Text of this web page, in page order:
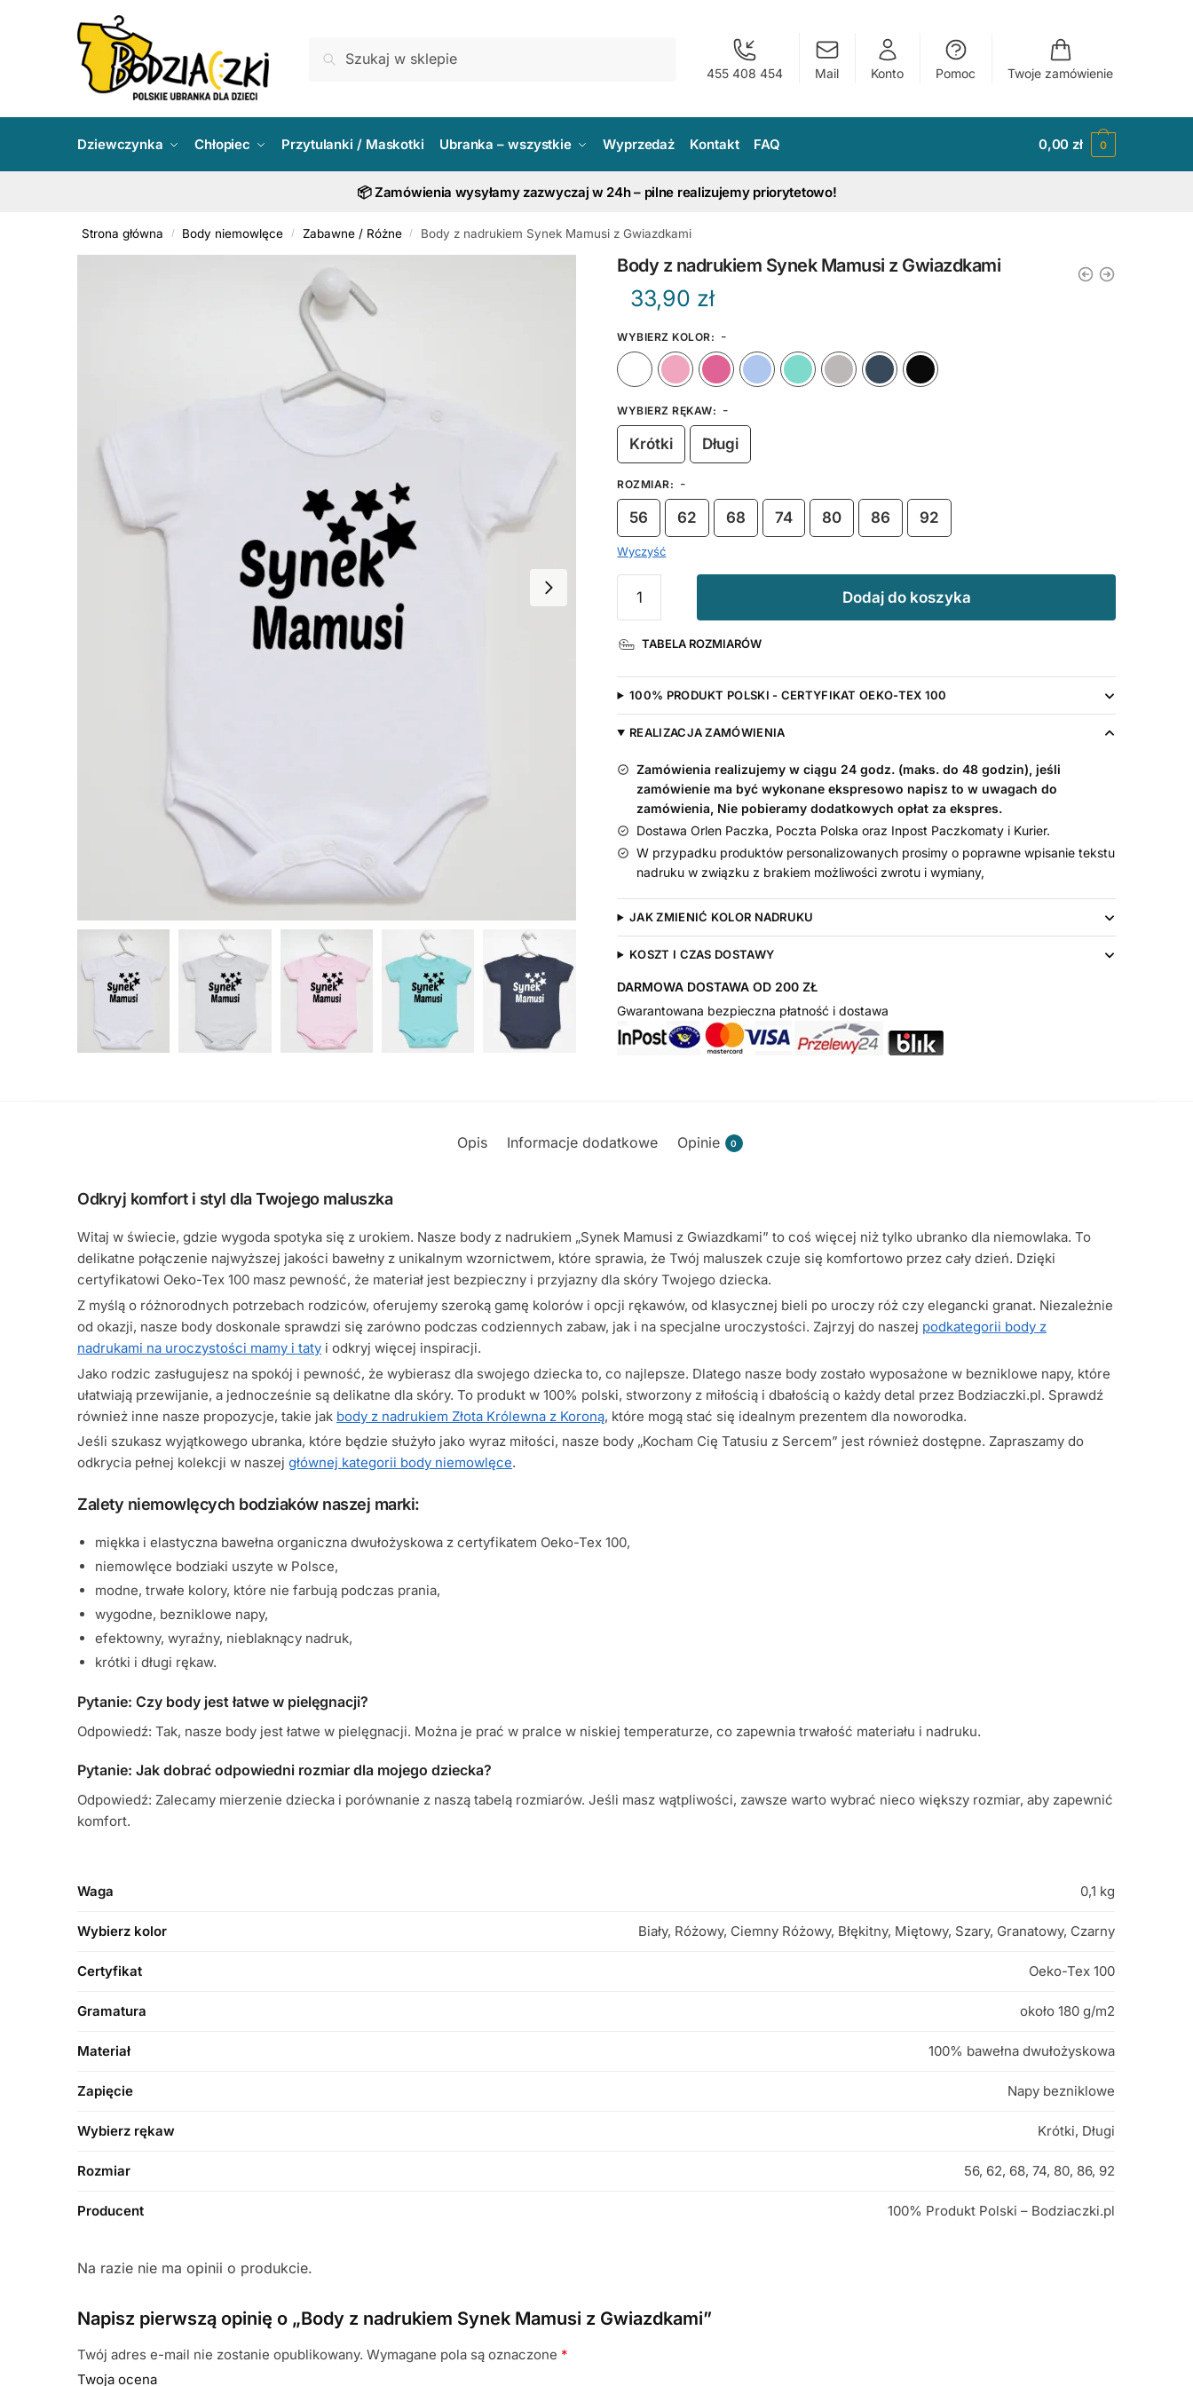
455 408 454 Mail Konto Pomoc Twoje zamówienie
Dziewczynka Chłopiec Przytulanki / Maskotki Ubranka – wszystkie Wyprzedaż Kontakt FAQ 0,00zł 0
📦 Zamówienia wysyłamy zazwyczaj w 24h – pilne realizujemy priorytetowo!
Strona główna / Body niemowlęce / Zabawne / Różne / Body z nadrukiem Synek Mamusi z Gwiazdkami
Body z nadrukiem Synek Mamusi z Gwiazdkami
33,90 zł
WYBIERZ KOLOR: -
Biały Różowy Ciemny Różowy
Błękitny MiętowySzary
WYBIERZ RĘKAW: -
Krótki Długi
ROZMIAR: -
56 62 68 74 80 86 92
Wyczyść
Body
z
nadrukiem
Mamusi
z
Gwiazdkami
Dodaj do koszyka
TABELA ROZMIARÓW
100% PRODUKT POLSKI - CERTYFIKAT OEKO-TEX 100
REALIZACJA ZAMÓWIENIA
Zamówienia realizujemy w ciągu 24 godz. (maks. do 48 godzin), jeśli
zamówienie ma być wykonane ekspresowo napisz to w uwagach do
zamówienia, Nie pobieramy dodatkowych opłat za ekspres.
Dostawa Orlen Paczka, Poczta Polska oraz Inpost Paczkomaty i Kurier.
W przypadku produktów personalizowanych prosimy o poprawne wpisanie tekstu
nadruku w związku z brakiem możliwości zwrotu i wymiany,
JAK ZMIENIĆ KOLOR NADRUKU
KOSZT I CZAS DOSTAWY
DARMOWA DOSTAWA OD 200 ZŁ
Gwarantowana bezpieczna płatność i dostawa
Opis Informacje dodatkowe Opinie 0
Odkryj komfort i styl dla Twojego maluszka
Witaj w świecie, gdzie wygoda spotyka się z urokiem. Nasze body z nadrukiem „Synek Mamusi z Gwiazdkami” to coś więcej niż tylko ubranko dla niemowlaka. To
delikatne połączenie najwyższej jakości bawełny z unikalnym wzornictwem, które sprawia, że Twój maluszek czuje się komfortowo przez cały dzień. Dzięki
certyfikatowi Oeko-Tex 100 masz pewność, że materiał jest bezpieczny i przyjazny dla skóry Twojego dziecka.
Z myślą o różnorodnych potrzebach rodziców, oferujemy szeroką gamę kolorów i opcji rękawów, od klasycznej bieli po uroczy róż czy elegancki granat. Niezależnie
od okazji, nasze body doskonale sprawdzi się zarówno podczas codziennych zabaw, jak i na specjalne uroczystości. Zajrzyj do naszej podkategorii body z
nadrukami na uroczystości mamy i taty i odkryj więcej inspiracji.
Jako rodzic zasługujesz na spokój i pewność, że wybierasz dla swojego dziecka to, co najlepsze. Dlatego nasze body zostało wyposażone w bezniklowe napy, które
ułatwiają przewijanie, a jednocześnie są delikatne dla skóry. To produkt w 100% polski, stworzony z miłością i dbałością o każdy detal przez Bodziaczki.pl. Sprawdź
również inne nasze propozycje, takie jak body z nadrukiem Złota Królewna z Koroną, które mogą stać się idealnym prezentem dla noworodka.
Jeśli szukasz wyjątkowego ubranka, które będzie służyło jako wyraz miłości, nasze body „Kocham Cię Tatusiu z Sercem” jest również dostępne. Zapraszamy do
odkrycia pełnej kolekcji w naszejgłównej kategorii body niemowlęce.
Zalety niemowlęcych bodziaków naszej marki:
miękka i elastyczna bawełna organiczna dwułożyskowa z certyfikatem Oeko-Tex 100,
niemowlęce bodziaki uszyte w Polsce,
modne, trwałe kolory, które nie farbują podczas prania,
wygodne, bezniklowe napy,
efektowny, wyraźny, nieblaknący nadruk,
krótki i długi rękaw.
Pytanie: Czy body jest łatwe w pielęgnacji?
Odpowiedź: Tak, nasze body jest łatwe w pielęgnacji. Można je prać w pralce w niskiej temperaturze, co zapewnia trwałość materiału i nadruku.
Pytanie: Jak dobrać odpowiedni rozmiar dla mojego dziecka?
Odpowiedź: Zalecamy mierzenie dziecka i porównanie z naszą tabelą rozmiarów. Jeśli masz wątpliwości, zawsze warto wybrać nieco większy rozmiar, aby zapewnić
komfort.
Waga 0,1 kg
Wybierz kolor Biały, Różowy, Ciemny Różowy, Błękitny, Miętowy, Szary, Granatowy, Czarny
Certyfikat Oeko-Tex 100
Gramatura około 180 g/m2
Materiał 100% bawełna dwułożyskowa
Zapięcie Napy bezniklowe
Wybierz rękaw Krótki, Długi
Rozmiar 56, 62, 68, 74, 80, 86, 92
Producent 100% Produkt Polski – Bodziaczki.pl
Na razie nie ma opinii o produkcie.
Napisz pierwszą opinię o „Body z nadrukiem Synek Mamusi z Gwiazdkami”
Twój adres e-mail nie zostanie opublikowany. Wymagane pola są oznaczone *
Twoja ocena